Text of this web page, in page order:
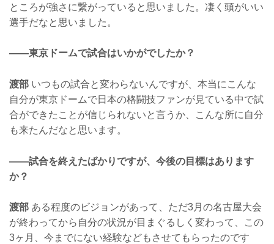
ところが強さに繋がっていると思いました。凄く頭がいい
選手だなと思いました。
——東京ドームで試合はいかがでしたか？
渡部 いつもの試合と変わらないんですが、本当にこんな
自分が東京ドームで日本の格闘技ファンが見ている中で試
合ができたことが信じられないと言うか、こんな所に自分
も来たんだなと思います。
——試合を終えたばかりですが、今後の目標はあります
か？
渡部 ある程度のビジョンがあって、ただ3月の名古屋大会
が終わってから自分の状況が目まぐるしく変わって、この
3ヶ月、今までにない経験などもさせてもらったのです